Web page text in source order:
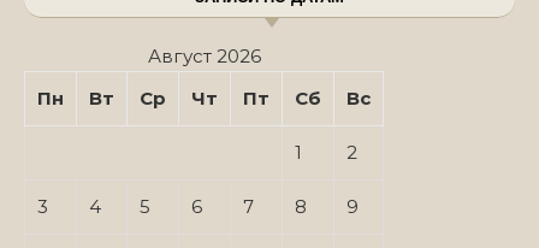
Август 2026
Пн
Вт Ср Чт Пт Сб Вс
1 2
3 4 5 6 7 8 9